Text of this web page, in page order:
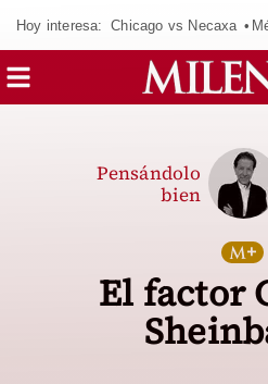
Hoy interesa: Chicago vs Necaxa
El factor
Pensándolo
bien